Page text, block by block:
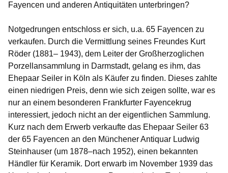
Fayencen und anderen Antiquitäten unterbringen?
Notgedrungen entschloss er sich, u.a. 65 Fayencen zu
verkaufen. Durch die Vermittlung seines Freundes Kurt
Röder (1881– 1943), dem Leiter der Großherzoglichen
Porzellansammlung in Darmstadt, gelang es ihm, das
Ehepaar Seiler in Köln als Käufer zu finden. Dieses zahlte
einen niedrigen Preis, denn wie sich zeigen sollte, war es
nur an einem besonderen Frankfurter Fayencekrug
interessiert, jedoch nicht an der eigentlichen Sammlung.
Kurz nach dem Erwerb verkaufte das Ehepaar Seiler 63
der 65 Fayencen an den Münchener Antiquar Ludwig
Steinhauser (um 1878–nach 1952), einen bekannten
Händler für Keramik. Dort erwarb im November 1939 das